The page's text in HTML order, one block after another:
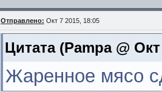
Отправлено: Окт 7 2015, 18:05
Цитата(Pampa @ Окт
Жаренное мясо